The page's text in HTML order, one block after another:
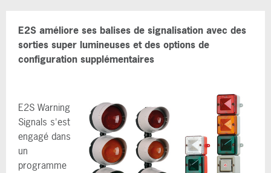
E2S améliore ses balises de signalisation avec des
sorties super lumineuses et des options de
configuration supplémentaires
E2S Warning
Signals s'est
engagé dans
un
programme